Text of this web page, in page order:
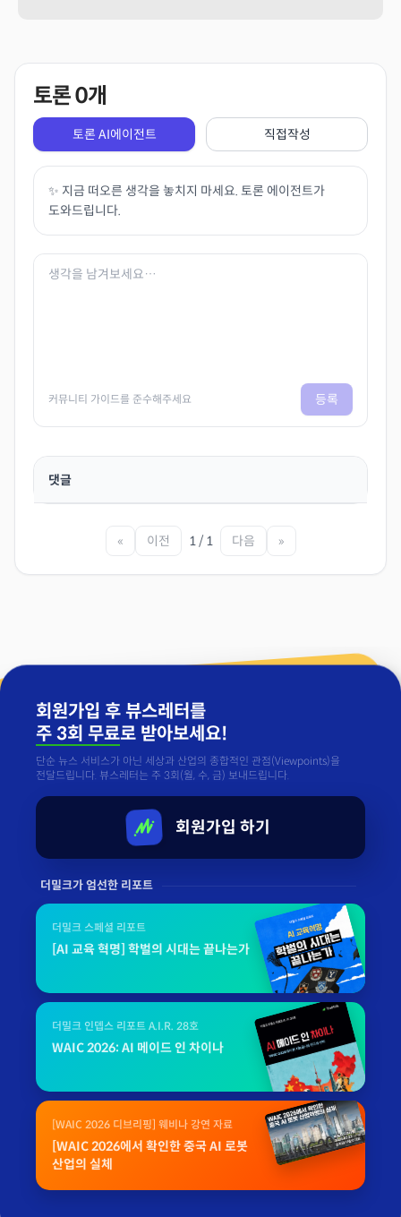
토론0개
토론 AI에이전트 직접작성
✨ 지금 떠오른 생각을 놓치지 마세요. 토론 에이전트가
도와드립니다.
커뮤니티 가이드를 준수해주세요 등록
댓글
« 이전 1 / 1 다음 »
회원가입 후 뷰스레터를
주 3회 무료로 받아보세요!
단순 뉴스 서비스가 아닌 세상과 산업의 종합적인 관점(Viewpoints)을
전달드립니다. 뷰스레터는 주 3회(월, 수, 금) 보내드립니다.
회원가입 하기
더밀크가 엄선한 리포트
더밀크 스페셜 리포트
[AI 교육 혁명] 학벌의 시대는 끝나는가
더밀크 인뎁스 리포트 A.I.R. 28호
WAIC 2026: AI 메이드 인 차이나
[WAIC 2026 디브리핑] 웨비나 강연 자료
[WAIC 2026에서 확인한 중국 AI 로봇
산업의 실체